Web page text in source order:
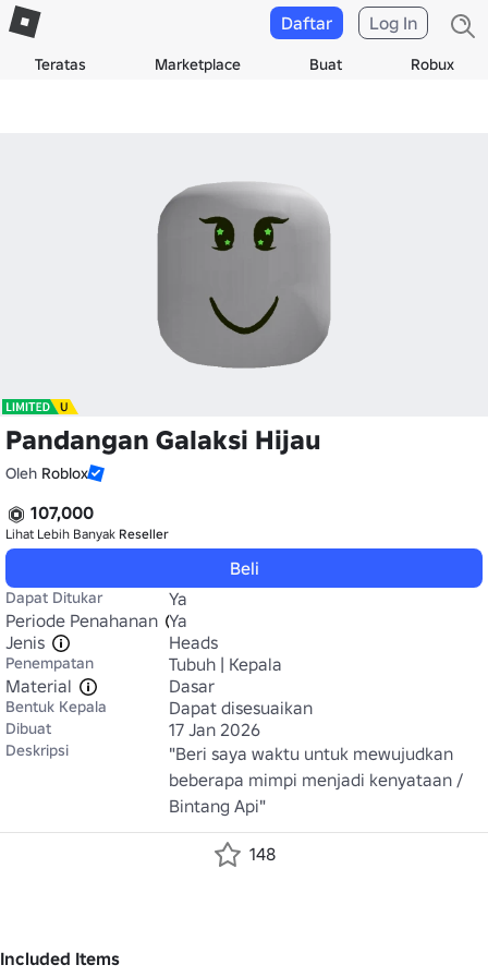
Teratas Marketplace Buat Robux
Daftar Log In
Pandangan Galaksi Hijau
Oleh Roblox
107,000
Lihat Lebih Banyak Reseller
Beli
Dapat Ditukar
Ya
Periode Penahanan Ya
Jenis
Heads
Penempatan
Tubuh | Kepala
Material
Dasar
Bentuk Kepala Dapat disesuaikan
Dibuat 17 Jan 2026
Deskripsi
"Beri saya waktu untuk mewujudkan
beberapa mimpi menjadi kenyataan /
Bintang Api"
148
Included Items